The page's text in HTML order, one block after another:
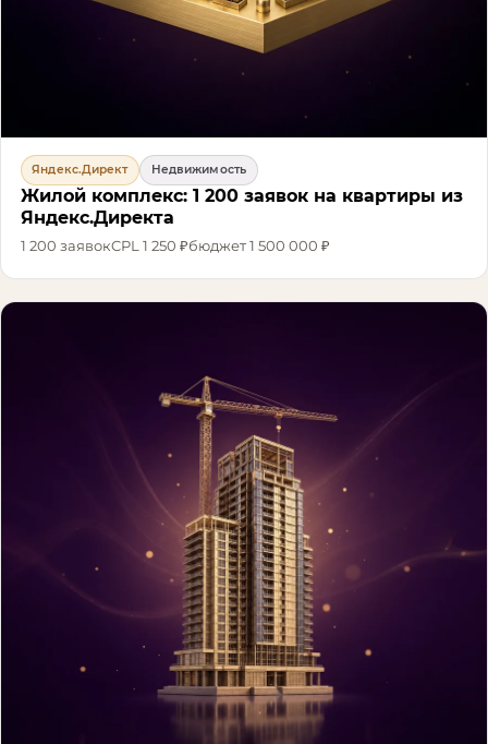
Яндекс.Директ Недвижимость
Жилой комплекс: 1 200 заявок на квартиры из
Яндекс.Директа
1 200 заявокCPL1 250 ₽бюджет1 500 000 ₽